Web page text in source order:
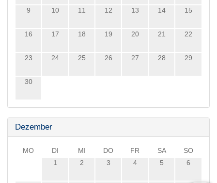
9 10 11 12 13 14 15
16 17 18 19 20 21 22
23 24 25 26 27 28 29
30
Dezember
MO DI MI DO FR SA
SO
1
2 3 4 5 6